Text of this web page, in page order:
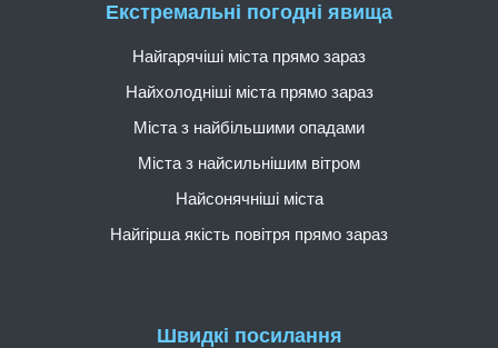
Швидкі посилання
Екстремальні погодні явища
Найгарячіші міста прямо зараз
Найхолодніші міста прямо зараз
Міста з найбільшими опадами
Міста з найсильнішим вітром
Найсонячніші міста
Найгірша якість повітря прямо зараз